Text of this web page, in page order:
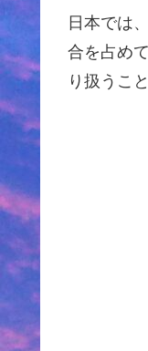
日本では
合を占め
り扱うこ